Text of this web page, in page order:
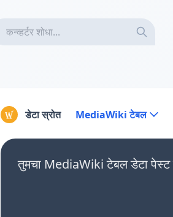
डेटा स्रोत MediaWiki टेबल
तुमचा MediaWiki टेबल डेटा